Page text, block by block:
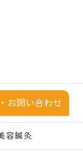
お問い合わせ
容鍼灸